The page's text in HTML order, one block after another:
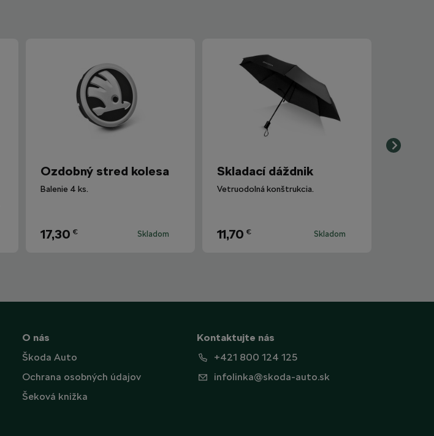
Ozdobný stred kolesa
Balenie 4 ks.
17,30 € Skladom
Skladací dáždnik
Vetruodolná konštrukcia.
11,70 € Skladom
O nás
Škoda Auto
Ochrana osobných údajov
Šeková knižka
Kontaktujte nás
+421 800 124 125
infolinka@skoda-auto.sk